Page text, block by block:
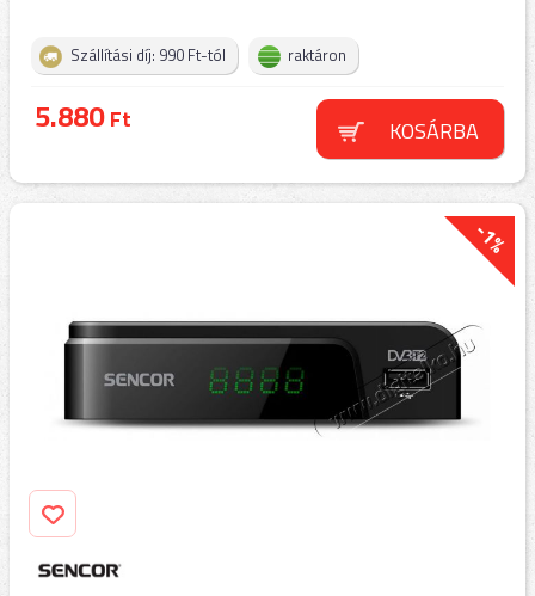
Szállítási díj: 990 Ft-tól raktáron
5.880Ft KOSÁRBA
-1%